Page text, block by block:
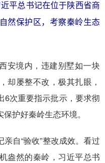
平总书记在位于陕西省商
然保护区，考察秦岭生态
境内，违建别墅如一块
却屡整不改，极其扎眼，
6次重要指示批示，要求彻
护好秦岭生态环境。
自“验收”整改成效。看过
盎然的秦岭，习近平总书